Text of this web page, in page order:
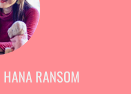
RANSOM